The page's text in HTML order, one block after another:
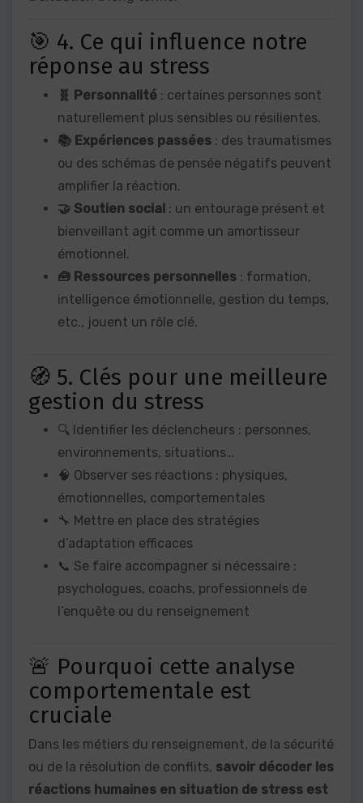
🎯 4. Ce qui influence notre
réponse au stress
🧬 Personnalité : certaines personnes sont
naturellement plus sensibles ou résilientes.
📚 Expériences passées : des traumatismes
ou des schémas de pensée négatifs peuvent
amplifier la réaction.
🤝 Soutien social : un entourage présent et
bienveillant agit comme un amortisseur
émotionnel.
🧰 Ressources personnelles : formation,
intelligence émotionnelle, gestion du temps,
etc., jouent un rôle clé.
🧭 5. Clés pour une meilleure
gestion du stress
🔍 Identifier les déclencheurs : personnes,
environnements, situations…
🧠 Observer ses réactions : physiques,
émotionnelles, comportementales
🔧 Mettre en place des stratégies
d’adaptation efficaces
📞 Se faire accompagner si nécessaire :
psychologues, coachs, professionnels de
l’enquête ou du renseignement
🚨 Pourquoi cette analyse
comportementale est
cruciale
Dans les métiers du renseignement, de la sécurité
ou de la résolution de conflits, savoir décoder les
réactions humaines en situation de stress est